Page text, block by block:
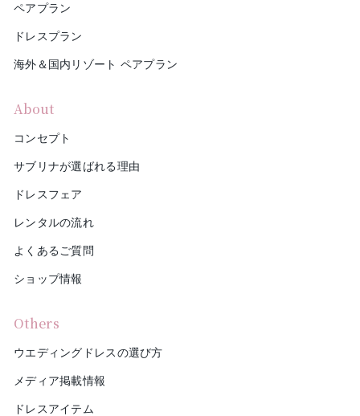
ペアプラン
ドレスプラン
海外＆国内リゾート ペアプラン
About
コンセプト
サブリナが選ばれる理由
ドレスフェア
レンタルの流れ
よくあるご質問
ショップ情報
Others
ウエディングドレスの選び方
メディア掲載情報
ドレスアイテム